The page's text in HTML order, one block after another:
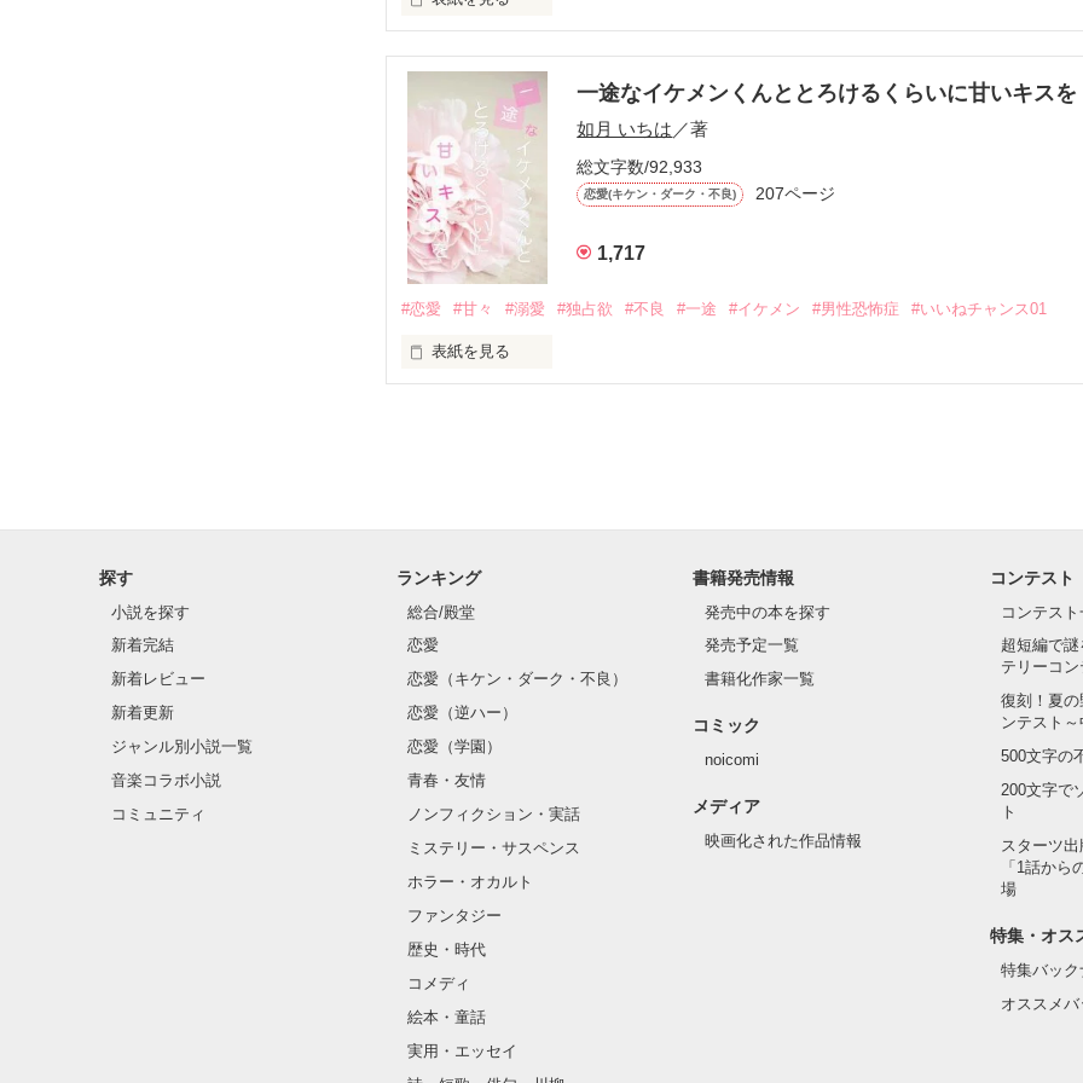
「澪ちゃん。」
それは止まっていた恋が再び動き始める合図──。
✨.ﾟ･*..☆.｡.:*✨.☆.｡.:. *:ﾟ✨.ﾟ･*..☆.｡.:*✨
人見知りだけど優しい無自覚だけどモテる
冴木澪-SaekiMio
×
基本女子に冷たいのに澪にはわんこ男子になる
篠宮光-ShinomiyaHikaru
✨.ﾟ･*..☆.｡.:*✨.☆.｡.:. *:ﾟ✨.ﾟ･*..☆.｡.:*✨
一途なイケメンくんととろけるくらいに甘いキスを
如月 いちは ／著
総文字数/92,933
恋愛(キケン・ダーク・不良) 207ページ
1,717
#恋愛 #甘々 #溺愛 #独占欲 #不良 #一途 #イケメン #男性恐怖症 #いいねチャンス01
表紙を見る
クラス替えをして隣の席になったのは────
金髪に近い明るい髪色
片耳には琥珀色のピアス
ほとんど笑顔なんて見せたことがなくてぶっきらぼう
そんな性格と見た目のせいで学校中のみんなから
怖くて近づいてはいけない人だと思っていたのに
探す
小説を探す
新着完結
新着レビュー
新着更新
ジャンル別小説一覧
音楽コラボ小説
コミュニティ
ランキング
総合/殿堂
恋愛
恋愛（キケン・ダーク・不良）
恋愛（逆ハー）
恋愛（学園）
青春・友情
ノンフィクション・実話
ミステリー・サスペンス
ホラー・オカルト
ファンタジー
歴史・時代
コメディ
絵本・童話
実用・エッセイ
書籍発売情報
発売中の本を探す
発売予定一覧
書籍化作家一覧
コミック
noicomi
メディア
映画化された作品情報
コンテスト
コンテス
超短編で
テリーコ
復刻！夏
ンテスト
500文字の
200文字で
ト
スターツ
「1話から
場
特集・オス
特集バッ
オススメ